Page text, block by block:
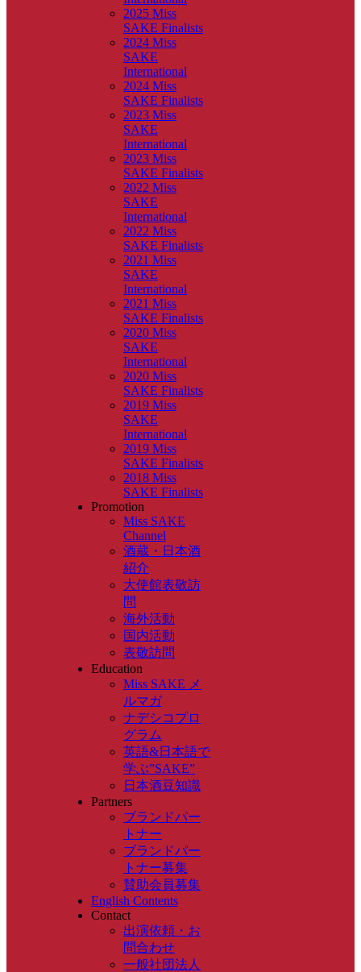
2025 Miss
SAKE Finalists
2024 Miss
SAKE
International
2024 Miss
SAKE Finalists
2023 Miss
SAKE
International
2023 Miss
SAKE Finalists
2022 Miss
SAKE
International
2022 Miss
SAKE Finalists
2021 Miss
SAKE
International
2021 Miss
SAKE Finalists
2020 Miss
SAKE
International
2020 Miss
SAKE Finalists
2019 Miss
SAKE
International
2019 Miss
SAKE Finalists
2018 Miss
SAKE Finalists
Promotion
Miss SAKE
Channel
酒蔵・日本酒
紹介
大使館表敬訪
問
海外活動
国内活動
表敬訪問
Education
Miss SAKE メ
ルマガ
ナデシコプロ
グラム
英語&日本語で
学ぶ”SAKE”
日本酒豆知識
Partners
ブランドパー
トナー
ブランドパー
トナー募集
賛助会員募集
English Contents
Contact
出演依頼・お
問合わせ
一般社団法人